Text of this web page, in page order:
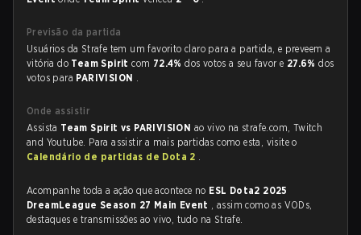
Previsão da partida
Usuários da Strafe tem um favorito claro para a partida, e preveem a
vitória do Team Spiritcom 72.4%dos votos a seu favor e 27.6%dos
votos para PARIVISION .
Onde assistir
Assista Team Spirit vs PARIVISION ao vivo na strafe.com, Twitch
and Youtube. Para assistir a mais partidas como esta, visite o
Calendário de partidas de Dota 2 .
Acompanhe toda a ação que acontece no ESL Dota2 2025
DreamLeague Season 27 Main Event , assim como as VODs,
destaques e transmissões ao vivo, tudo na Strafe.